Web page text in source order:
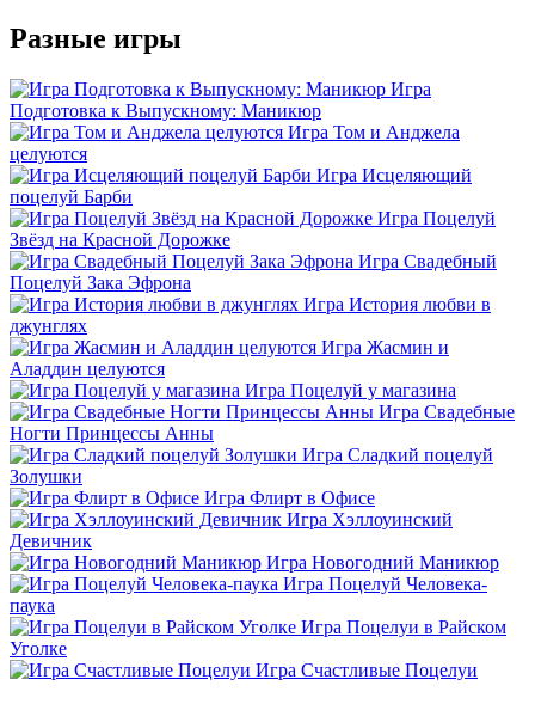
Разные игры
Игра
Подготовка к Выпускному: Маникюр
Игра Том и Анджела
целуются
Игра Исцеляющий
поцелуй Барби
Игра Поцелуй
Звёзд на Красной Дорожке
Игра Свадебный
Поцелуй Зака Эфрона
Игра История любви в
джунглях
Игра Жасмин и
Аладдин целуются
Игра Поцелуй у магазина
Игра Свадебные
Ногти Принцессы Анны
Игра Сладкий поцелуй
Золушки
Игра Флирт в Офисе
Игра Хэллоуинский
Девичник
Игра Новогодний Маникюр
Игра Поцелуй Человека-
паука
Игра Поцелуи в Райском
Уголке
Игра Счастливые Поцелуи